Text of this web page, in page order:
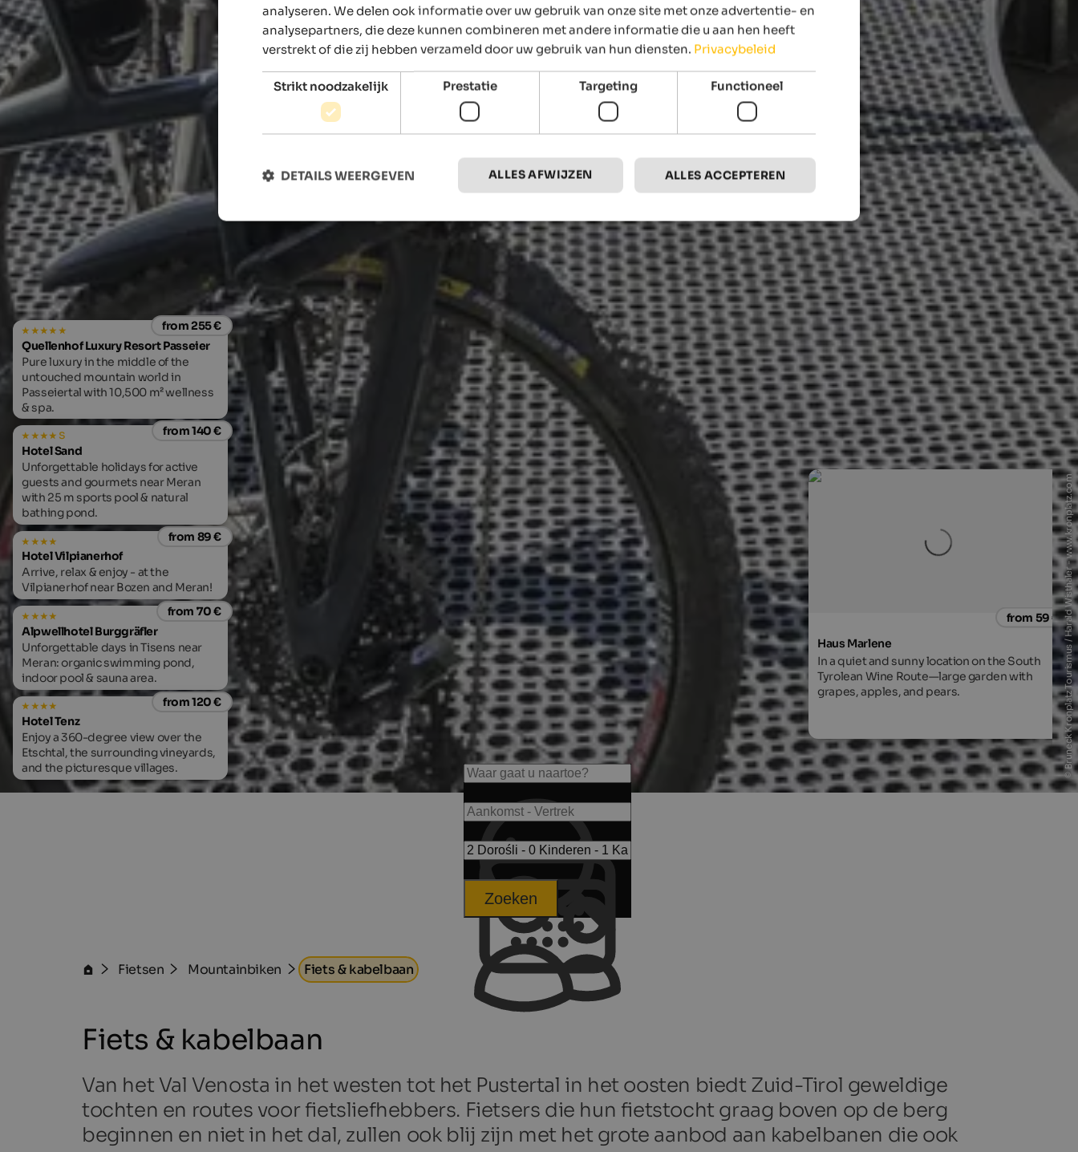
from 255 €
Quellenhof Luxury Resort Passeier
Pure luxury in the middle of the
untouched mountain world in
Passeiertal with 10,500 m² wellness
& spa.
from 140 €
s
Hotel Sand
Unforgettable holidays for active
guests and gourmets near Meran
with 25 m sports pool & natural
bathing pond.
from 89 €
Hotel Vilpianerhof
Arrive, relax & enjoy - at the
Vilpianerhof near Bozen and Meran!
from 70 €
Alpwellhotel Burggräfler
Unforgettable days in Tisens near
Meran: organic swimming pond,
indoor pool & sauna area.
from 120 €
Hotel Tenz
Enjoy a 360-degree view over the
Etschtal, the surrounding vineyards,
and the picturesque villages.
from 59 €
Haus Marlene
In a quiet and sunny location on the South
Tyrolean Wine Route—large garden with
grapes, apples, and pears.
© Bruneck Kronplatz Tourismus / Harald Wisthaler - www.kronplatz.com
Zoeken
Fietsen Mountainbiken Fiets & kabelbaan
Fiets & kabelbaan
Van het Val Venosta in het westen tot het Pustertal in het oosten biedt Zuid-Tirol geweldige
tochten en routes voor fietsliefhebbers. Fietsers die hun fietstocht graag boven op de berg
beginnen en niet in het dal, zullen ook blij zijn met het grote aanbod aan kabelbanen die ook
DUTCH
analyseren. We delen ook informatie over uw gebruik van onze site met onze advertentie- en
analysepartners, die deze kunnen combineren met andere informatie die u aan hen heeft
verstrekt of die zij hebben verzameld door uw gebruik van hun diensten. Privacybeleid
Strikt noodzakelijk Prestatie Targeting Functioneel
ALLES ACCEPTEREN
ALLES AFWIJZEN
DETAILS WEERGEVEN